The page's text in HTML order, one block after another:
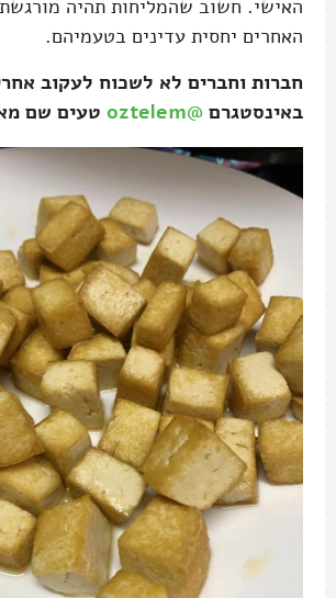
האישי. חשוב שהמליחות תהיה
האחרים יחסית עדינים בטעמיהם.
חברות וחברים לא לשכוח לעקוב
באינסטגרם @oztelem טעים שם